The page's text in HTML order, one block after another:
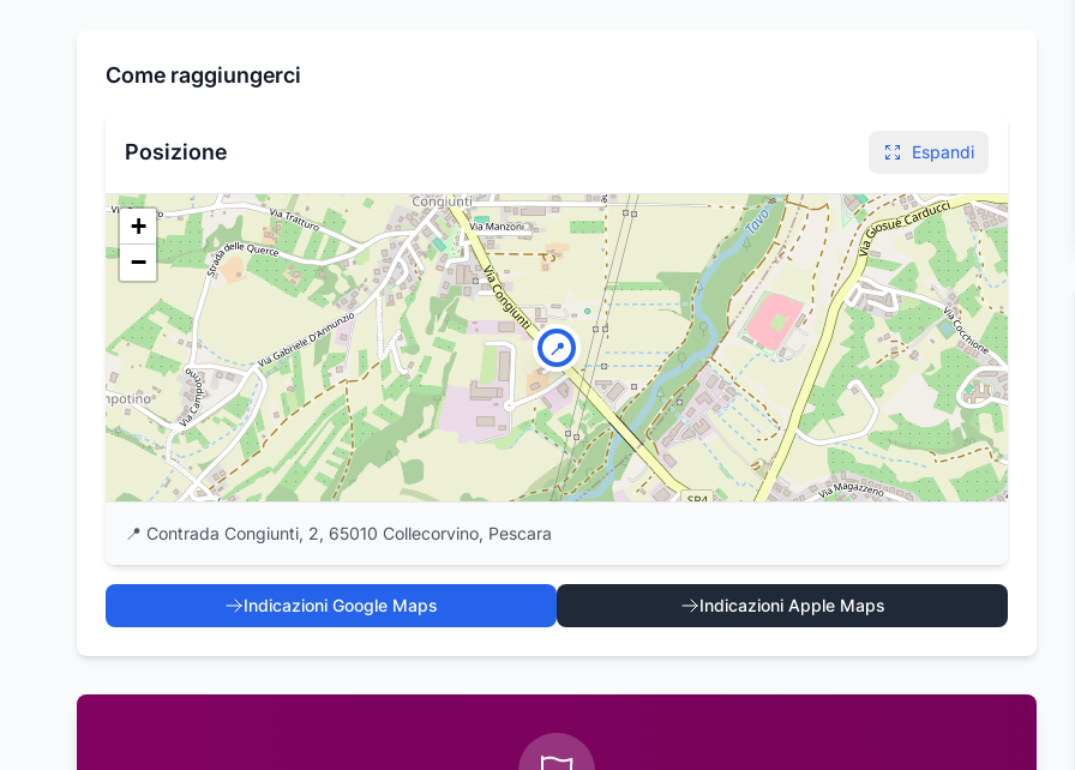
Come raggiungerci
Posizione Espandi
📍
+
−
📍 Contrada Congiunti, 2, 65010 Collecorvino, Pescara
Indicazioni Google Maps Indicazioni Apple Maps